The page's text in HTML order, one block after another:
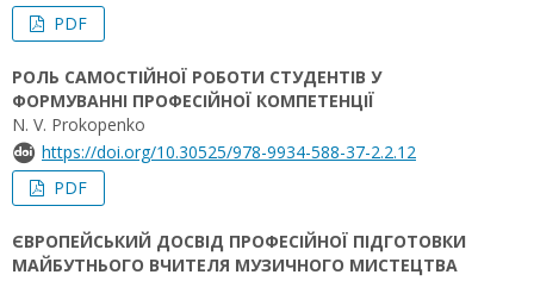
PDF
РОЛЬ САМОСТІЙНОЇ РОБОТИ СТУДЕНТІВ У
ФОРМУВАННІ ПРОФЕСІЙНОЇ КОМПЕТЕНЦІЇ
N. V. Prokopenko
https://doi.org/10.30525/978-9934-588-37-2.2.12
PDF
ЄВРОПЕЙСЬКИЙ ДОСВІД ПРОФЕСІЙНОЇ ПІДГОТОВКИ
МАЙБУТНЬОГО ВЧИТЕЛЯ МУЗИЧНОГО МИСТЕЦТВА